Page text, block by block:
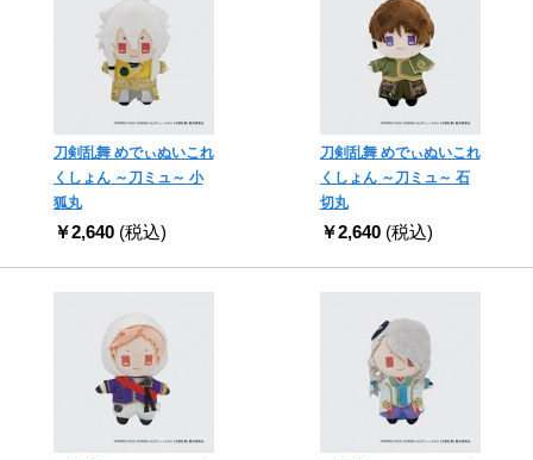
刀剣乱舞 めでぃぬいこれ
くしょん ～刀ミュ～ 小
狐丸
￥2,640 (税込)
刀剣乱舞 めでぃぬいこれ
くしょん ～刀ミュ～ 石
切丸
￥2,640 (税込)